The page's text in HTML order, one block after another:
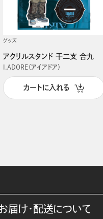
グッズ
アクリルスタンド 干二支 合九
I.ADORE（アイアドア）
カートに入れる
届け・配送について